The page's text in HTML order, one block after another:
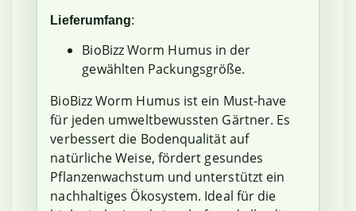
Lieferumfang:
BioBizz Worm Humus in der
gewählten Packungsgröße.
BioBizz Worm Humus ist ein Must-have
für jeden umweltbewussten Gärtner. Es
verbessert die Bodenqualität auf
natürliche Weise, fördert gesundes
Pflanzenwachstum und unterstützt ein
nachhaltiges Ökosystem. Ideal für die